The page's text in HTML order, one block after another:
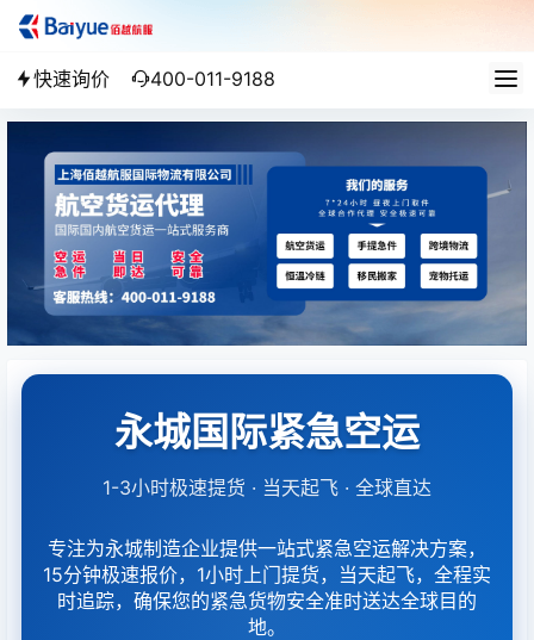
快速询价 400-011-9188
永城国际紧急空运
1-3小时极速提货 · 当天起飞 · 全球直达
专注为永城制造企业提供一站式紧急空运解决方案，
15分钟极速报价，1小时上门提货，当天起飞，全程实
时追踪，确保您的紧急货物安全准时送达全球目的
地。